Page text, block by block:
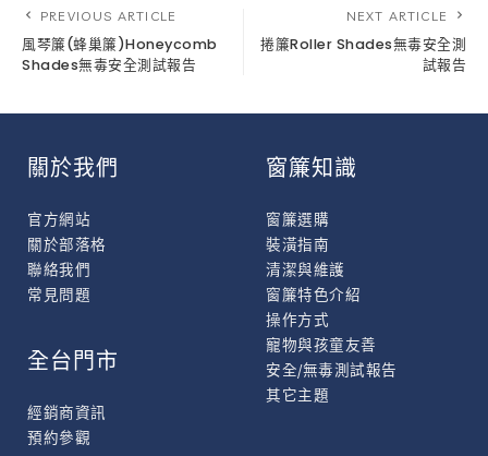
PREVIOUS ARTICLE
風琴簾(蜂巢簾)Honeycomb
Shades無毒安全測試報告
NEXT ARTICLE
捲簾Roller Shades無毒安全測
試報告
關於我們
官方網站
關於部落格
聯絡我們
常見問題
窗簾知識
窗簾選購
裝潢指南
清潔與維護
窗簾特色介紹
操作方式
寵物與孩童友善
安全/無毒測試報告
其它主題
全台門市
經銷商資訊
預約參觀